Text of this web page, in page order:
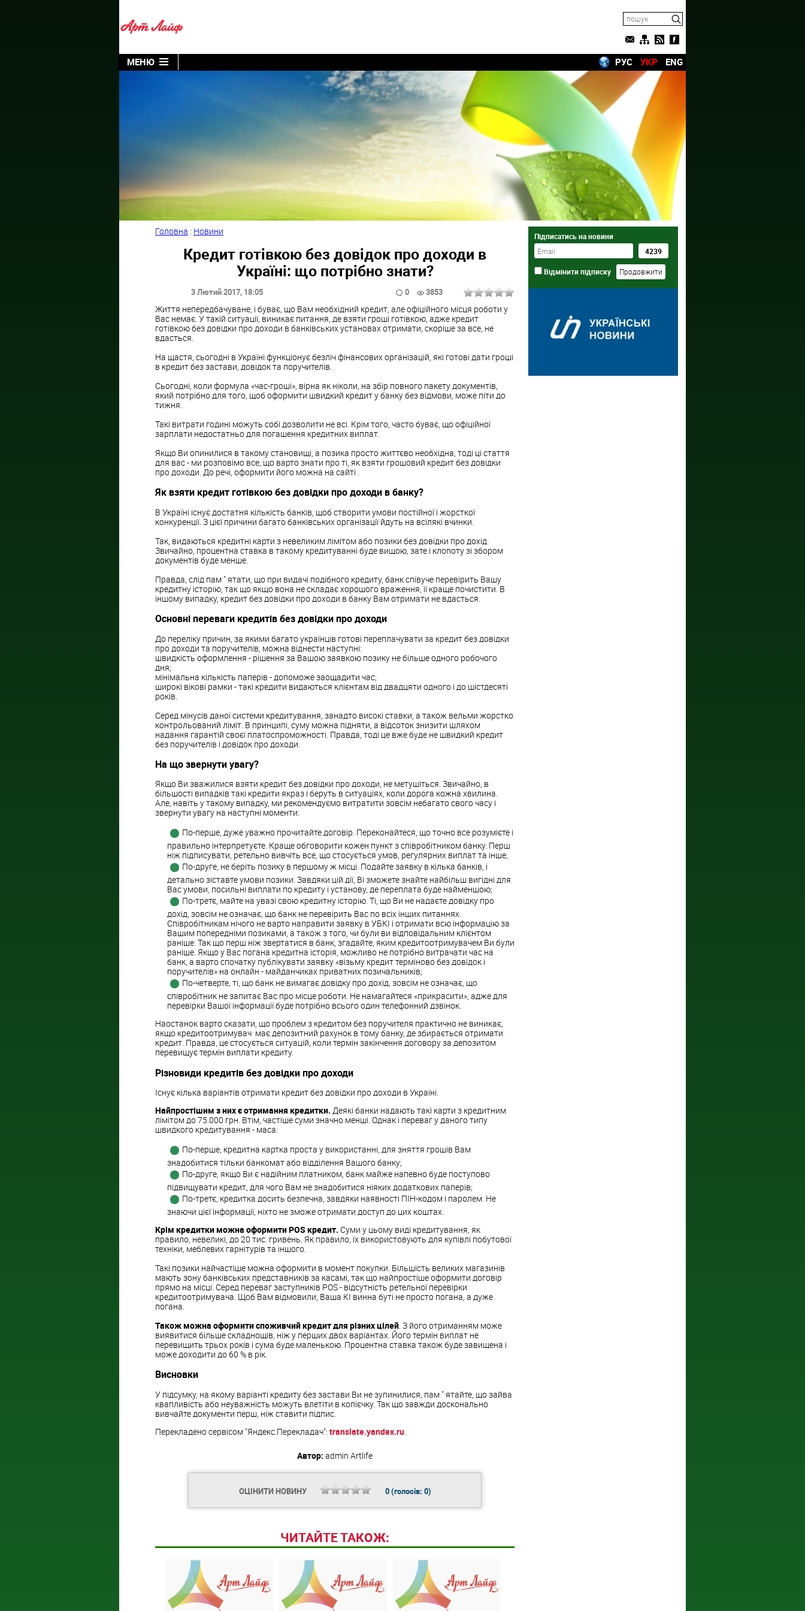
МЕНЮ РУС УКР ENG
Головна : Новини
Кредит готівкою без довідок про доходи в
Україні: що потрібно знати?
3 Лютий 2017, 18:05 0 3853
Життя непередбачуване, і буває, що Вам необхідний кредит, але офіційного місця роботи у
Вас немає. У такій ситуації, виникає питання, де взяти гроші готівкою, адже кредит
готівкою без довідки про доходи в банківських установах отримати, скоріше за все, не
вдасться.
На щастя, сьогодні в Україні функціонує безліч фінансових організацій, які готові дати гроші
в кредит без застави, довідок та поручителів.
Сьогодні, коли формула «час-гроші», вірна як ніколи, на збір повного пакету документів,
який потрібно для того, щоб оформити швидкий кредит у банку без відмови, може піти до
тижня.
Такі витрати годині можуть собі дозволити не всі. Крім того, часто буває, що офіційної
зарплати недостатньо для погашення кредитних виплат.
Якщо Ви опинилися в такому становищі, а позика просто життєво необхідна, тоді ці стаття
для вас - ми розповімо все, що варто знати про ті, як взяти грошовий кредит без довідки
про доходи. До речі, оформити його можна на сайті .
Як взяти кредит готівкою без довідки про доходи в банку?
В Україні існує достатня кількість банків, щоб створити умови постійної і жорсткої
конкуренції. З цієї причини багато банківських організації йдуть на всілякі вчинки.
Так, видаються кредитні карти з невеликим лімітом або позики без довідки про дохід.
Звичайно, процентна ставка в такому кредитуванні буде вищою, зате і клопоту зі збором
документів буде менше.
Правда, слід пам " ятати, що при видачі подібного кредиту, банк співуче перевірить Вашу
кредитну історію, так що якщо вона не складає хорошого враження, її краще почистити. В
іншому випадку, кредит без довідки про доходи в банку Вам отримати не вдасться.
Основні переваги кредитів без довідки про доходи
До переліку причин, за якими багато українців готові переплачувати за кредит без довідки
про доходи та поручителів, можна віднести наступні:
швидкість оформлення - рішення за Вашою заявкою позику не більше одного робочого
дня;
мінімальна кількість паперів - допоможе заощадити час;
широкі вікові рамки - такі кредити видаються клієнтам від двадцяти одного і до шістдесяті
років.
Серед мінусів даної системи кредитування, занадто високі ставки, а також вельми жорстко
контрольований ліміт. В принципі, суму можна підняти, а відсоток знизити шляхом
надання гарантій своєї платоспроможності. Правда, тоді це вже буде не швидкий кредит
без поручителів і довідок про доходи.
На що звернути увагу?
Якщо Ви зважилися взяти кредит без довідки про доходи, не метушіться. Звичайно, в
більшості випадків такі кредити якраз і беруть в ситуаціях, коли дорога кожна хвилина.
Але, навіть у такому випадку, ми рекомендуємо витратити зовсім небагато свого часу і
звернути увагу на наступні моменти:
По-перше, дуже уважно прочитайте договір. Переконайтеся, що точно все розумієте і
правильно інтерпретуєте. Краще обговорити кожен пункт з співробітником банку. Перш
ніж підписувати, ретельно вивчіть все, що стосується умов, регулярних виплат та інше;
По-друге, не беріть позику в першому ж місці. Подайте заявку в кілька банків, і
детально зіставте умови позики. Завдяки цій дії, Ві зможете знайте найбільш вигідні для
Вас умови, посильні виплати по кредиту і установу, де переплата буде найменшою;
По-третє, майте на увазі свою кредитну історію. Ті, що Ви не надаєте довідку про
дохід, зовсім не означає, що банк не перевірить Вас по всіх інших питаннях.
Співробітникам нічого не варто направити заявку в УБКІ і отримати всю інформацію за
Вашим попередніми позиками, а також з того, чи були ви відповідальним клієнтом
раніше. Так що перш ніж звертатися в банк, згадайте, яким кредитоотримувачем Ви були
раніше. Якщо у Вас погана кредитна історія, можливо не потрібно витрачати час на
банк, а варто спочатку публікувати заявку «візьму кредит терміново без довідок і
поручителів» на онлайн - майданчиках приватних позичальників;
По-четверте, ті, що банк не вимагає довідку про дохід, зовсім не означає, що
співробітник не запитає Вас про місце роботи. Не намагайтеся «прикрасити», адже для
перевірки Вашої інформації буде потрібно всього один телефонний дзвінок.
Наостанок варто сказати, що проблем з кредитом без поручителя практично не виникає,
якщо кредитоотримувач має депозитний рахунок в тому банку, де збирається отримати
кредит. Правда, це стосується ситуацій, коли термін закінчення договору за депозитом
перевищує термін виплати кредиту.
Різновиди кредитів без довідки про доходи
Існує кілька варіантів отримати кредит без довідки про доходи в Україні.
Найпростішим з них є отримання кредитки. Деякі банки надають такі карти з кредитним
лімітом до 75.000 грн. Втім, частіше суми значно менші. Однак і переваг у даного типу
швидкого кредитування - маса:
По-перше, кредитна картка проста у використанні, для зняття грошів Вам
знадобитися тільки банкомат або відділення Вашого банку;
По-друге, якщо Ви є надійним платником, банк майже напевно буде поступово
підвищувати кредит, для чого Вам не знадобитися ніяких додаткових паперів;
По-третє, кредитка досить безпечна, завдяки наявності ПІН-кодом і паролем. Не
знаючи цієї інформації, ніхто не зможе отримати доступ до цих коштах.
Крім кредитки можна оформити POS кредит. Суми у цьому виді кредитування, як
правило, невеликі, до 20 тис. гривень. Як правило, їх використовують для купівлі побутової
техніки, меблевих гарнітурів та іншого.
Такі позики найчастіше можна оформити в момент покупки. Більшість великих магазинів
мають зону банківських представників за касамі, так що найпростіше оформити договір
прямо на місці. Серед переваг заступників POS - відсутність ретельної перевірки
кредитоотримувача. Щоб Вам відмовили, Ваша КІ винна буті не просто погана, а дуже
погана.
Також можна оформити споживчий кредит для різних цілей. З його отриманням може
виявитися більше складнощів, ніж у перших двох варіантах. Його термін виплат не
перевищить трьох років і сума буде маленькою. Процентна ставка також буде завищена і
може доходити до 60 % в рік.
Висновки
У підсумку, на якому варіанті кредиту без застави Ви не зупинилися, пам " ятайте, що зайва
квапливість або неуважність можуть влетіти в копієчку. Так що завжди досконально
вивчайте документи перш, ніж ставити підпис.
Перекладено сервісом "Яндекс.Перекладач": translate.yandex.ru
Автор: admin Artlife
ОЦІНИТИ НОВИНУ 0(голосів: 0)
ЧИТАЙТЕ ТАКОЖ:
Підписатись на новини
Відмінити підписку